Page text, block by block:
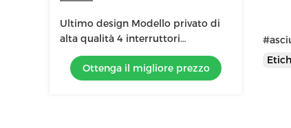
Ultimo design Modello privato di
alta qualità 4 interruttori
asciugacapelli multifunzione
Ottenga il migliore prezzo